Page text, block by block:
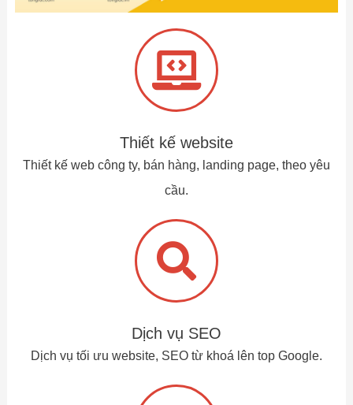
Thiết kế website
Thiết kế web công ty, bán hàng, landing page, theo yêu
cầu.
Dịch vụ SEO
Dịch vụ tối ưu website, SEO từ khoá lên top Google.